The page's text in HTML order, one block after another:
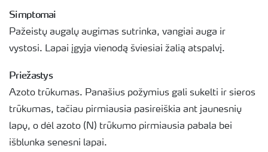
Simptomai
Pažeistų augalų augimas sutrinka, vangiai auga ir
vystosi. Lapai įgyja vienodą šviesiai žalią atspalvį.
Priežastys
Azoto trūkumas. Panašius požymius gali sukelti ir sieros
trūkumas, tačiau pirmiausia pasireiškia ant jaunesnių
lapų, o dėl azoto (N) trūkumo pirmiausia pabala bei
išblunka senesni lapai.